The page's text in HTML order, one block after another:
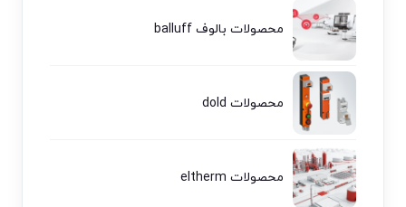
محصولات بالوف balluff
محصولات dold
محصولات eltherm